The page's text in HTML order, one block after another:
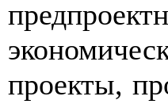
предпро
экономиче
проекты, п